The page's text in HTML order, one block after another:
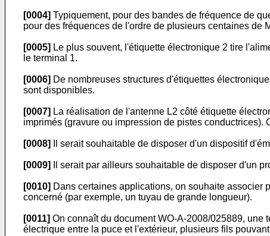
[0004] Typiquement, pour des bandes de fréquence de
pour des fréquences de l'ordre de plusieurs centaines de
[0005] Le plus souvent, l'étiquette électronique 2 tire
le terminal 1.
[0006] De nombreuses structures d'étiquettes
sont disponibles.
[0007] La réalisation de l'antenne L2 côté étiquette
imprimés (gravure ou impression de pistes
[0008] Il serait souhaitable de disposer d'un dispositif
[0009] Il serait par ailleurs souhaitable de disposer d'un
[0010] Dans certaines applications, on souhaite associer
concerné (par exemple, un tuyau de grande longueur).
[0011] On connaît du documentWO-A-2008/025889, une
électrique entre la puce et l'extérieur, plusieurs fils